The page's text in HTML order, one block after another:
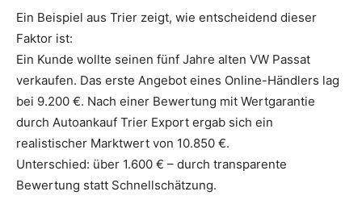
Ein Beispiel aus Trier zeigt, wie entscheidend dieser
Faktor ist:
Ein Kunde wollte seinen fünf Jahre alten VW Passat
verkaufen. Das erste Angebot eines Online-Händlers lag
bei 9.200 €. Nach einer Bewertung mit Wertgarantie
durch Autoankauf Trier Export ergab sich ein
realistischer Marktwert von 10.850 €.
Unterschied: über 1.600 € – durch transparente
Bewertung statt Schnellschätzung.